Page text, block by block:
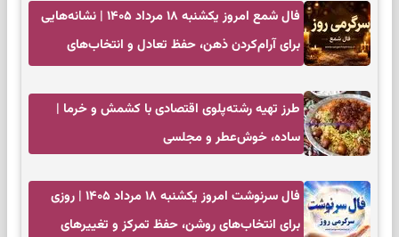
فال شمع امروز یکشنبه ۱۸ مرداد ۱۴۰۵ | نشانه‌هایی
برای آرام‌کردن ذهن، حفظ تعادل و انتخاب‌های
طرز تهیه رشته‌پلوی اقتصادی با کشمش و خرما |
ساده، خوش‌عطر و مجلسی
فال سرنوشت امروز یکشنبه ۱۸ مرداد ۱۴۰۵ | روزی
برای انتخاب‌های روشن، حفظ تمرکز و تغییرهای